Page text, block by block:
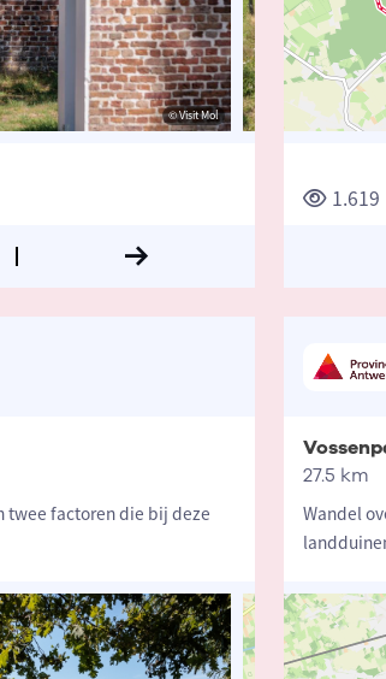
© Visit Mol© visit Mol
1.619
twee factoren die bij deze
27.5 km
Wandel